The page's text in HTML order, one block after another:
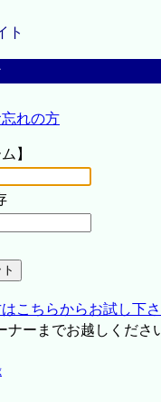
ト
れの方
】
こちらからお試し下
ーまでお越しくださ